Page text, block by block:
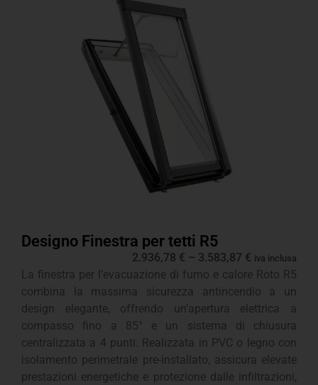
Designo Finestra per tetti R5
2.936,78 € – 3.583,87 € iva inclusa
La finestra per l’evacuazione di fumo e calore Roto R5
combina la massima sicurezza antincendio a un
design elegante, offrendo un’apertura elettrica a
compasso fino a 85° e un sistema di chiusura
centralizzata a 4 punti. Realizzata in PVC o legno con
isolamento perimetrale pre-installato, assicura elevate
prestazioni energetiche e protezione dalle infiltrazioni,